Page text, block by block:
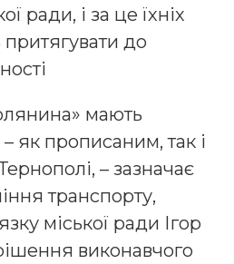
ради, і за це їхніх
притягувати до
мають
як прописаним, так і
– зазначає
транспорту,
міської ради Ігор
виконавчого